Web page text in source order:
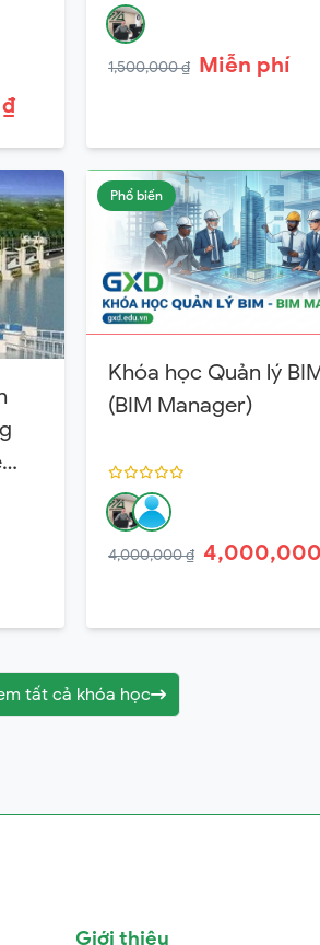
1,500,000 ₫ Miễn phí
Phổ biến
Khóa học Quản lý
(BIM Manager)
4,000,000 ₫
tất cả khóa học
Giới thiệu